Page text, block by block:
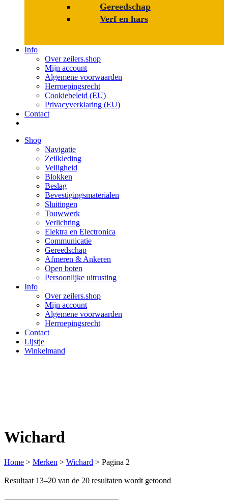
Gereedschap
Verf en hars
Info
Over zeilers.shop
Mijn account
Algemene voorwaarden
Herroepingsrecht
Cookiebeleid (EU)
Privacyverklaring (EU)
Contact
Shop
Navigatie
Zeilkleding
Veiligheid
Blokken
Beslag
Bevestigings­­materialen
Sluitingen
Touwwerk
Verlichting
Elektra en Electronica
Communicatie
Gereedschap
Afmeren & Ankeren
Open boten
Persoonlijke uitrusting
Info
Over zeilers.shop
Mijn account
Algemene voorwaarden
Herroepingsrecht
Contact
Lijstje
Winkelmand
Wichard
Home > Merken > Wichard > Pagina 2
Resultaat 13–20 van de 20 resultaten wordt getoond